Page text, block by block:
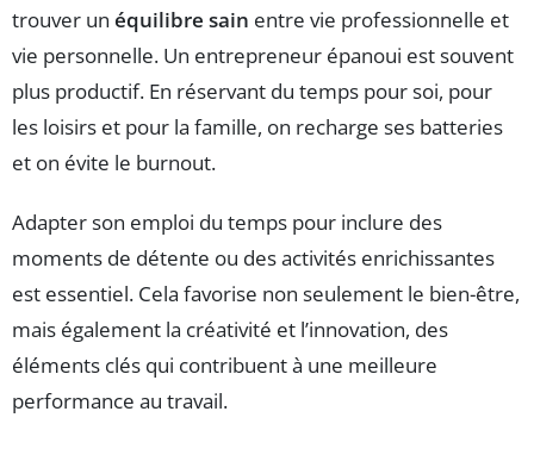
trouver un équilibre sain entre vie professionnelle et
vie personnelle. Un entrepreneur épanoui est souvent
plus productif. En réservant du temps pour soi, pour
les loisirs et pour la famille, on recharge ses batteries
et on évite le burnout.
Adapter son emploi du temps pour inclure des
moments de détente ou des activités enrichissantes
est essentiel. Cela favorise non seulement le bien-être,
mais également la créativité et l’innovation, des
éléments clés qui contribuent à une meilleure
performance au travail.